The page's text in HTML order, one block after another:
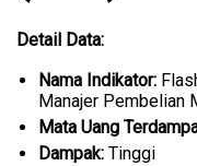
Detail Data:
Nama Indikator:
Manajer Pembelian
Mata Uang
Dampak: Tinggi